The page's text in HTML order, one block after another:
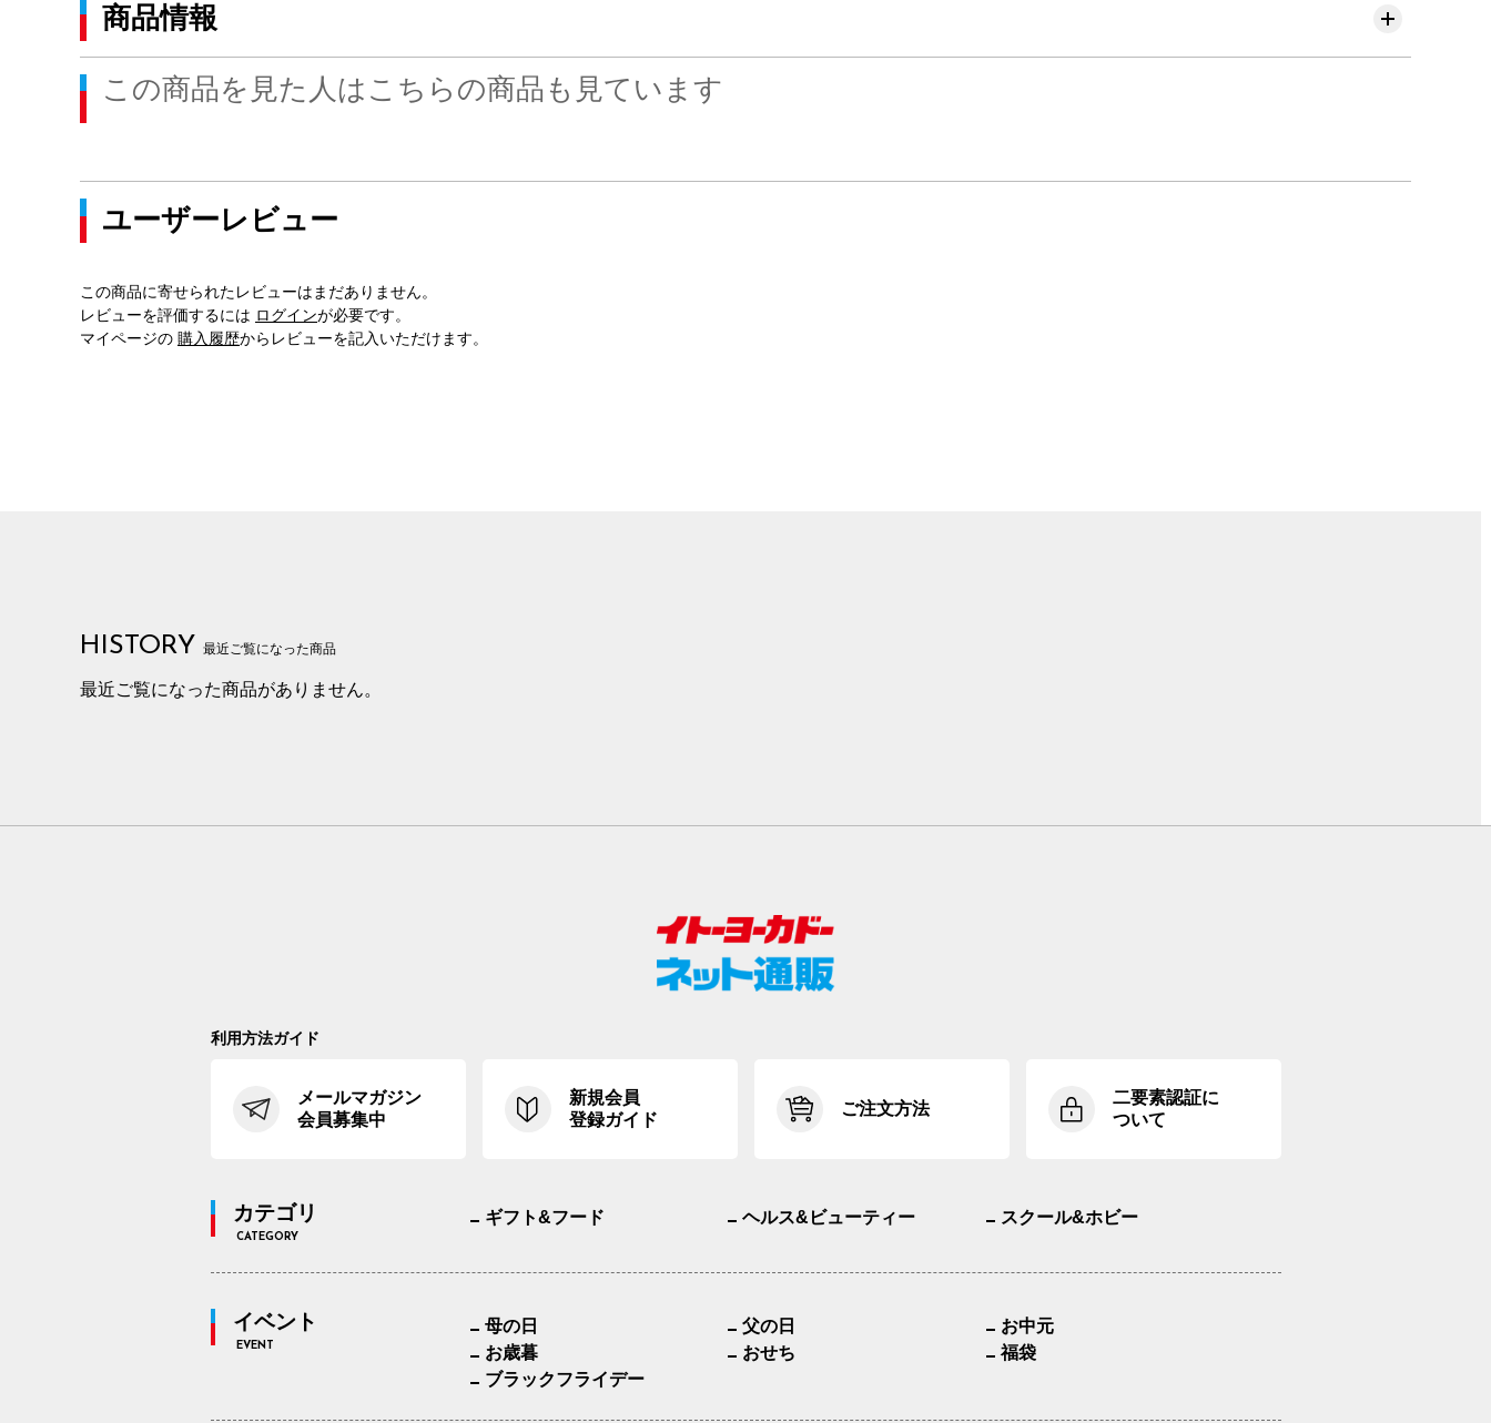
商品情報
この商品を見た人はこちらの商品も見ています
ユーザーレビュー
この商品に寄せられたレビューはまだありません。
レビューを評価するには ログインが必要です。
マイページの 購入履歴からレビューを記入いただけます。
HISTORY 最近ご覧になった商品
最近ご覧になった商品がありません。
利用方法ガイド
メールマガジン
会員募集中
新規会員
登録ガイド
ご注文方法
二要素認証に
ついて
カテゴリ
CATEGORY
ギフト&フード ヘルス&ビューティー スクール&ホビー
イベント
EVENT
母の日 父の日
お中元
お歳暮
おせち
福袋
ブラックフライデー